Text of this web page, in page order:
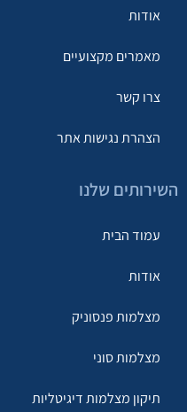
אודות
מאמרים מקצועיים
צרו קשר
הצהרת נגישות אתר
השירותים שלנו
עמוד הבית
אודות
מצלמות פנסוניק
מצלמות סוני
תיקון מצלמות דיגיטליות